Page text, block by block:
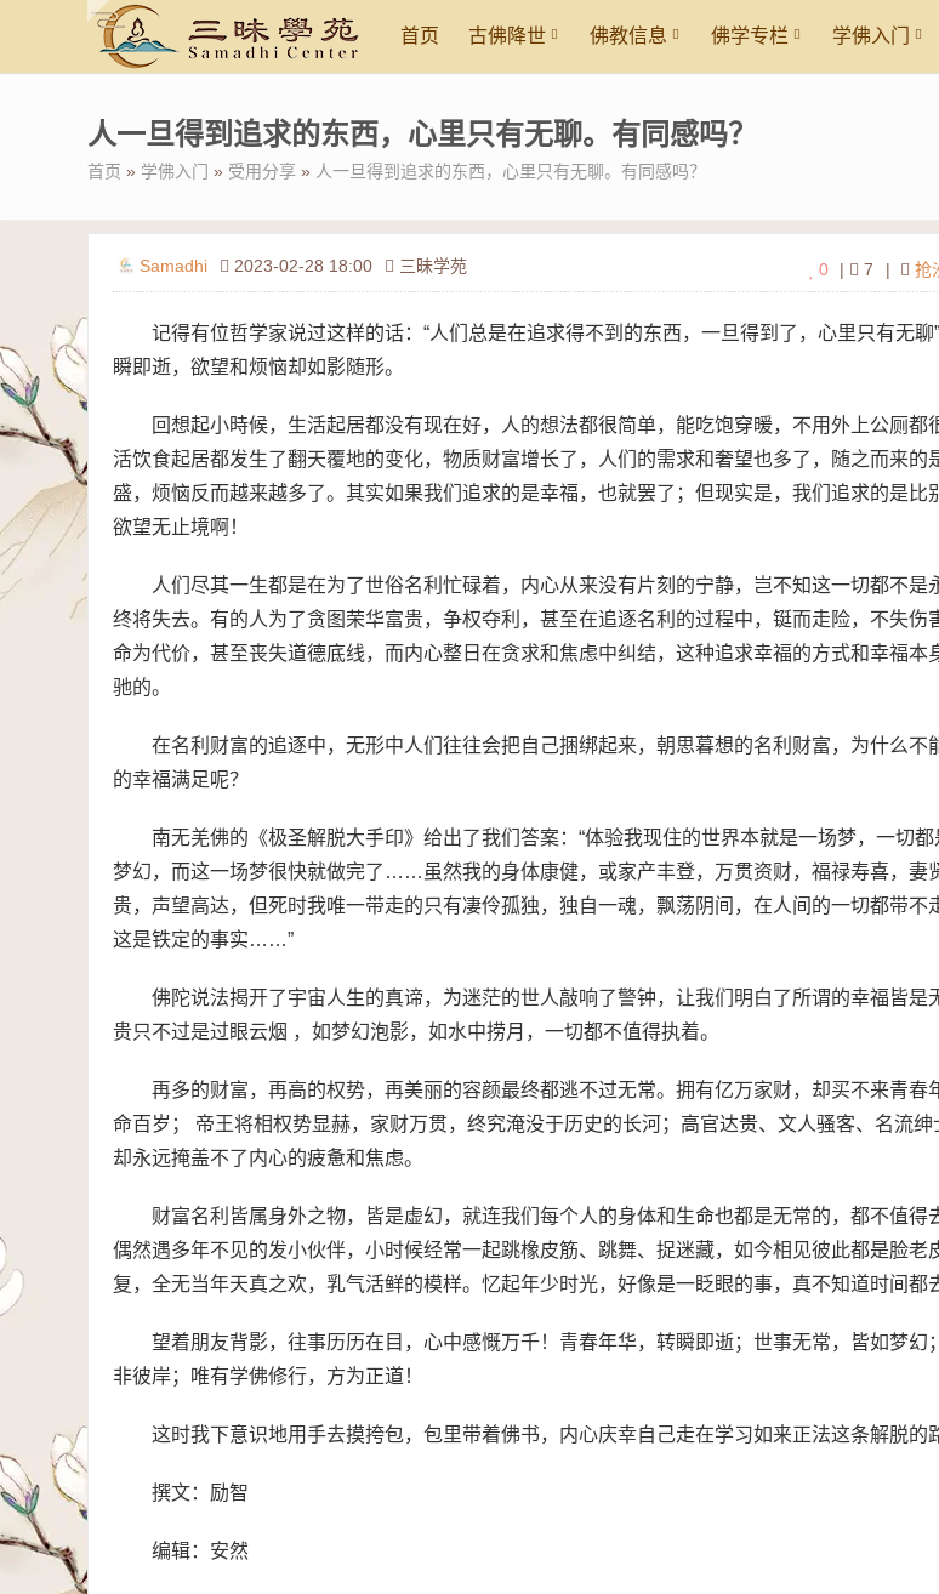
首页 古佛降世 佛教信息 佛学专栏 学佛入门
人一旦得到追求的东西，心里只有无聊。有同感吗？
首页 » 学佛入门 » 受用分享 » 人一旦得到追求的东西，心里只有无聊。有同感吗？
Samadhi 2023-02-28 18:00 三昧学苑 | 抢
| 7
0
记得有位哲学家说过这样的话：“人们总是在追求得不到的东西，一旦得到了，心里只有无聊
瞬即逝，欲望和烦恼却如影随形。
回想起小時候，生活起居都没有现在好，人的想法都很简单，能吃饱穿暖，不用外上公厕都
活饮食起居都发生了翻天覆地的变化，物质财富增长了，人们的需求和奢望也多了，随之而来的
盛，烦恼反而越来越多了。其实如果我们追求的是幸福，也就罢了；但现实是，我们追求的是比
欲望无止境啊！
人们尽其一生都是在为了世俗名利忙碌着，内心从来没有片刻的宁静，岂不知这一切都不是
终将失去。有的人为了贪图荣华富贵，争权夺利，甚至在追逐名利的过程中，铤而走险，不失伤
命为代价，甚至丧失道德底线，而内心整日在贪求和焦虑中纠结，这种追求幸福的方式和幸福本
驰的。
在名利财富的追逐中，无形中人们往往会把自己捆绑起来，朝思暮想的名利财富，为什么不
的幸福满足呢？
南无羌佛的《极圣解脱大手印》给出了我们答案：“体验我现住的世界本就是一场梦，一切
梦幻，而这一场梦很快就做完了……虽然我的身体康健，或家产丰登，万贯资财，福禄寿喜，妻
贵，声望高达，但死时我唯一带走的只有凄伶孤独，独自一魂，飘荡阴间，在人间的一切都带不
这是铁定的事实……”
佛陀说法揭开了宇宙人生的真谛，为迷茫的世人敲响了警钟，让我们明白了所谓的幸福皆是
贵只不过是过眼云烟 ，如梦幻泡影，如水中捞月，一切都不值得执着。
再多的财富，再高的权势，再美丽的容颜最终都逃不过无常。拥有亿万家财，却买不来青春
命百岁； 帝王将相权势显赫，家财万贯，终究淹没于历史的长河；高官达贵、文人骚客、名流绅
却永远掩盖不了内心的疲惫和焦虑。
财富名利皆属身外之物，皆是虚幻，就连我们每个人的身体和生命也都是无常的，都不值得
偶然遇多年不见的发小伙伴，小时候经常一起跳橡皮筋、跳舞、捉迷藏，如今相见彼此都是脸老
复，全无当年天真之欢，乳气活鲜的模样。忆起年少时光，好像是一眨眼的事，真不知道时间都
望着朋友背影，往事历历在目，心中感慨万千！青春年华，转瞬即逝；世事无常，皆如梦幻
非彼岸；唯有学佛修行，方为正道！
这时我下意识地用手去摸挎包，包里带着佛书，内心庆幸自己走在学习如来正法这条解脱的
撰文：励智
编辑：安然